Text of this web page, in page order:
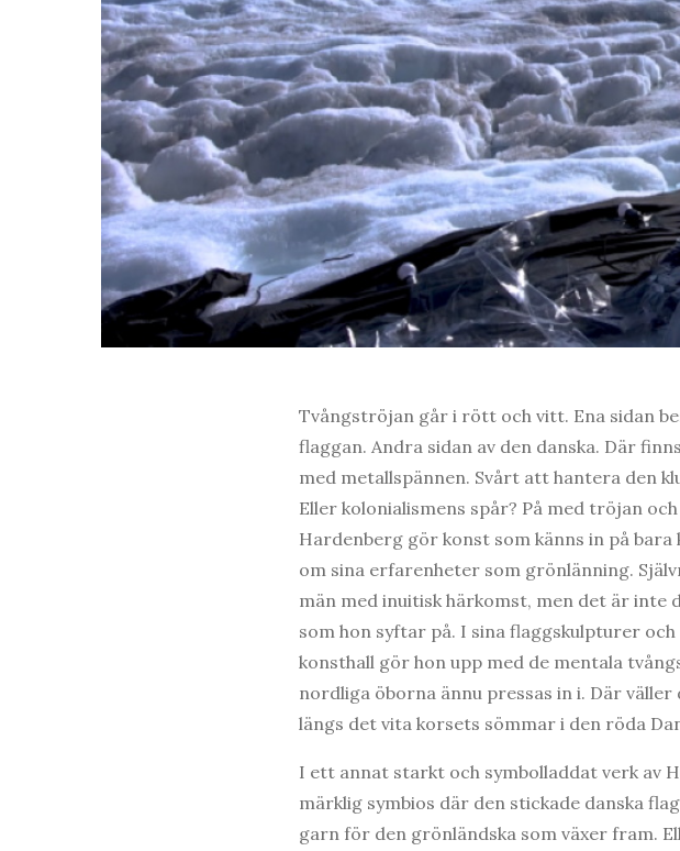
Tvångströjan går i rött och vitt. Ena sidan
flaggan. Andra sidan av den danska. Där
med metallspännen. Svårt att hantera den
Eller kolonialismens spår? På med tröjan
Hardenberg gör konst som känns in på
om sina erfarenheter som grönlänning.
män med inuitisk härkomst, men det är inte
som hon syftar på. I sina flaggskulpturer
konsthall gör hon upp med de mentala
nordliga öborna ännu pressas in i. Där
längs det vita korsets sömmar i den röda
I ett annat starkt och symbolladdat verk av
märklig symbios där den stickade danska
garn för den grönländska som växer fram.